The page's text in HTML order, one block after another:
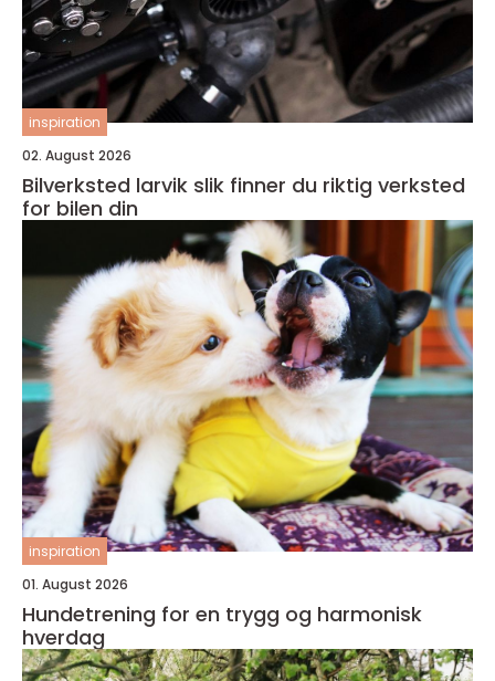
inspiration
02. August 2026
Bilverksted larvik slik finner du riktig verksted
for bilen din
inspiration
01. August 2026
Hundetrening for en trygg og harmonisk
hverdag